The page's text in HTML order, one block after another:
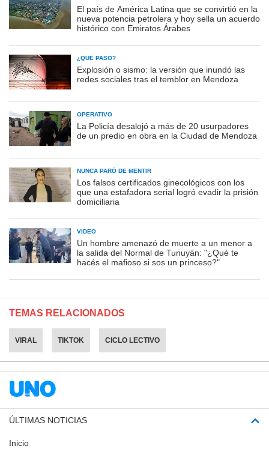
El país de América Latina que se convirtió en la
nueva potencia petrolera y hoy sella un acuerdo
histórico con Emiratos Árabes
¿QUÉ PASÓ?
Explosión o sismo: la versión que inundó las
redes sociales tras el temblor en Mendoza
OPERATIVO
La Policía desalojó a más de 20 usurpadores
de un predio en obra en la Ciudad de Mendoza
NUNCA PARÓ DE MENTIR
Los falsos certificados ginecológicos con los
que una estafadora serial logró evadir la prisión
domiciliaria
VIDEO
Un hombre amenazó de muerte a un menor a
la salida del Normal de Tunuyán: "¿Qué te
hacés el mafioso si sos un princeso?"
TEMAS RELACIONADOS
VIRAL TIKTOK CICLO LECTIVO
ÚLTIMAS NOTICIAS
Inicio